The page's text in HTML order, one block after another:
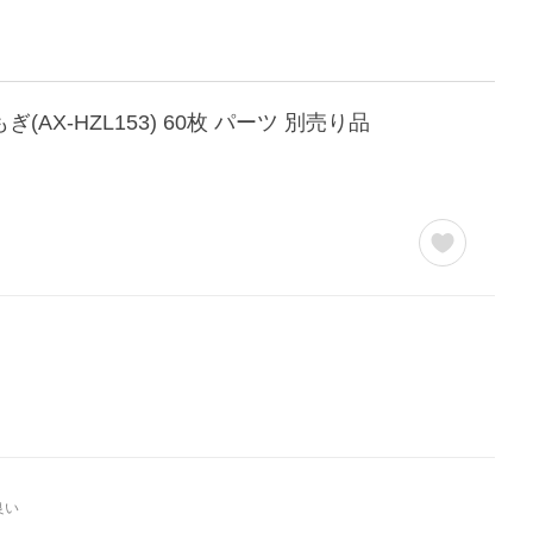
(AX-HZL153) 60枚 パーツ 別売り品
い